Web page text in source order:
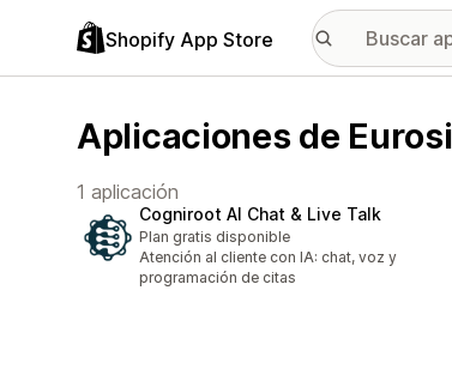
Shopify App Store
Aplicaciones de
1 aplicación
Cogniroot AI Chat & Live Talk
Plan gratis disponible
Atención al cliente con IA: chat, voz y
programación de citas